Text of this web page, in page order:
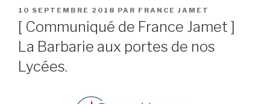
PUBLIÉ
LE
10 SEPTEMBRE 2018 PAR FRANCE JAMET
[ Communiqué de France Jamet ]
La Barbarie aux portes de nos
Lycées.